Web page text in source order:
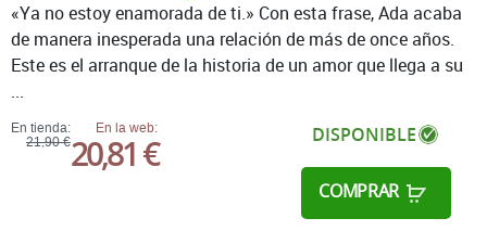
En tienda:
21,90 €
En la web:
20,81 € DISPONIBLE
COMPRAR
«Ya no estoy enamorada de ti.» Con esta frase, Ada acaba
de manera inesperada una relación de más de once años.
Este es el arranque de la historia de un amor que llega a su
...